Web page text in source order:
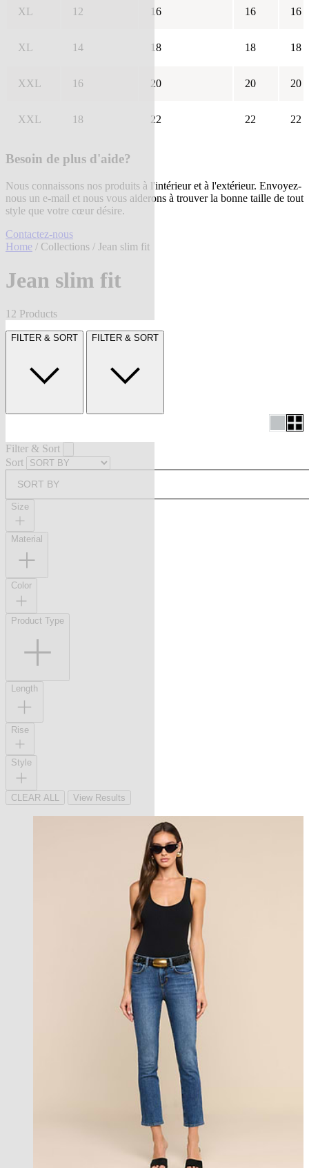
XL 12 16 16 16
XL 14 18 18 18
XXL 16 20 20 20
XXL 18 22 22 22
Besoin de plus d'aide?
Nous connaissons nos produits à l'intérieur et à l'extérieur. Envoyez-
nous un e-mail et nous vous aiderons à trouver la bonne taille de tout
style que votre cœur désire.
Contactez-nous
Home / Collections / Jean slim fit
Jean slim fit
12 Products
FILTER & SORT FILTER & SORT
Filter & Sort
Sort
SORT BY
Size
Material
Color
Product Type
Length
Rise
Style
CLEAR ALL View Results